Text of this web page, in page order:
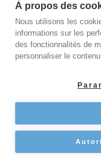
Vous avez une
un produit ?
À propos des
Nous utilisons les
informations sur les
des fonctionnalités de
personnaliser le